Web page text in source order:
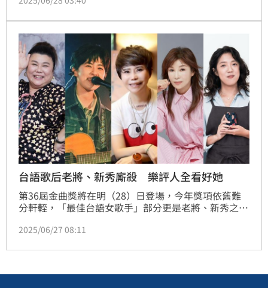
台語歌后老將、新秀廝殺 樂評人全看好她
第36屆金曲獎將在明（28）日登場，今年獎項依舊難
分軒輊，「最佳台語女歌手」部分更是老將、新秀之
角逐獎項，競爭激烈。對此《三立新聞網》也邀請到
2025/06/27 08:11